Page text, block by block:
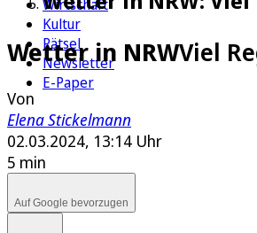
Wirtschaft
Kultur
Rätsel
Newsletter
E-Paper
Wetter in NRWViel
Von
Elena Stickelmann
02.03.2024, 13:14 Uhr
5 min
Auf Google bevorzugen